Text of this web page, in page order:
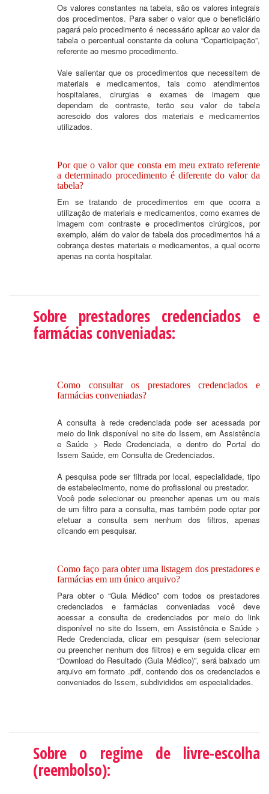
Os valores constantes na tabela, são os valores integrais
dos procedimentos. Para saber o valor que o beneficiário
pagará pelo procedimento é necessário aplicar ao valor da
tabela o percentual constante da coluna “Coparticipação”,
referente ao mesmo procedimento.
Vale salientar que os procedimentos que necessitem de
materiais e medicamentos, tais como atendimentos
hospitalares, cirurgias e exames de imagem que
dependam de contraste, terão seu valor de tabela
acrescido dos valores dos materiais e medicamentos
utilizados.
Por que o valor que consta em meu extrato referente
a determinado procedimento é diferente do valor da
tabela?
Em se tratando de procedimentos em que ocorra a
utilização de materiais e medicamentos, como exames de
imagem com contraste e procedimentos cirúrgicos, por
exemplo, além do valor de tabela dos procedimentos há a
cobrança destes materiais e medicamentos, a qual ocorre
apenas na conta hospitalar.
Sobre prestadores credenciados e
farmácias conveniadas:
Como consultar os prestadores credenciados e
farmácias conveniadas?
A consulta à rede credenciada pode ser acessada por
meio do link disponível no site do Issem, em Assistência
e Saúde > Rede Credenciada, e dentro do Portal do
Issem Saúde, em Consulta de Credenciados.
A pesquisa pode ser filtrada por local, especialidade, tipo
de estabelecimento, nome do profissional ou prestador.
Você pode selecionar ou preencher apenas um ou mais
de um filtro para a consulta, mas também pode optar por
efetuar a consulta sem nenhum dos filtros, apenas
clicando em pesquisar.
Como faço para obter uma listagem dos prestadores e
farmácias em um único arquivo?
Para obter o “Guia Médico” com todos os prestadores
credenciados e farmácias conveniadas você deve
acessar a consulta de credenciados por meio do link
disponível no site do Issem, em Assistência e Saúde >
Rede Credenciada, clicar em pesquisar (sem selecionar
ou preencher nenhum dos filtros) e em seguida clicar em
“Download do Resultado (Guia Médico)”, será baixado um
arquivo em formato .pdf, contendo dos os credenciados e
conveniados do Issem, subdivididos em especialidades.
Sobre o regime de livre-escolha
(reembolso):